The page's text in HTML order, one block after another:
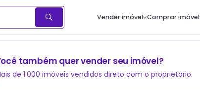
Vender imóvel Comprar imóvel
também quer vender seu imóvel?
de 1.000 imóveis vendidos direto com o proprietário.